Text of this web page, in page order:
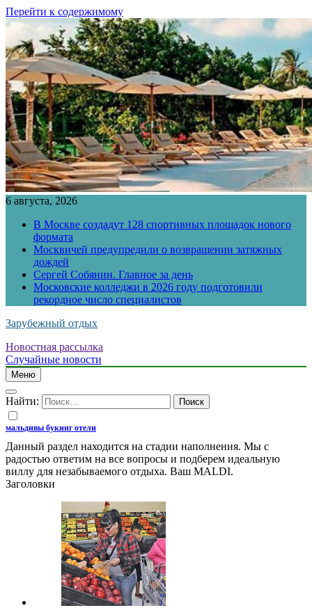
Перейти к содержимому
6 августа, 2026
В Москве создадут 128 спортивных площадок нового
формата
Москвичей предупредили о возвращении затяжных
дождей
Сергей Собянин. Главное за день
Московские колледжи в 2026 году подготовили
рекордное число специалистов
Зарубежный отдых
Новостная рассылка
Случайные новости
Меню
Найти:
мальдивы букинг отели
Данный раздел находится на стадии наполнения. Мы с
радостью ответим на все вопросы и подберем идеальную
виллу для незабываемого отдыха. Ваш MALDI.
Заголовки